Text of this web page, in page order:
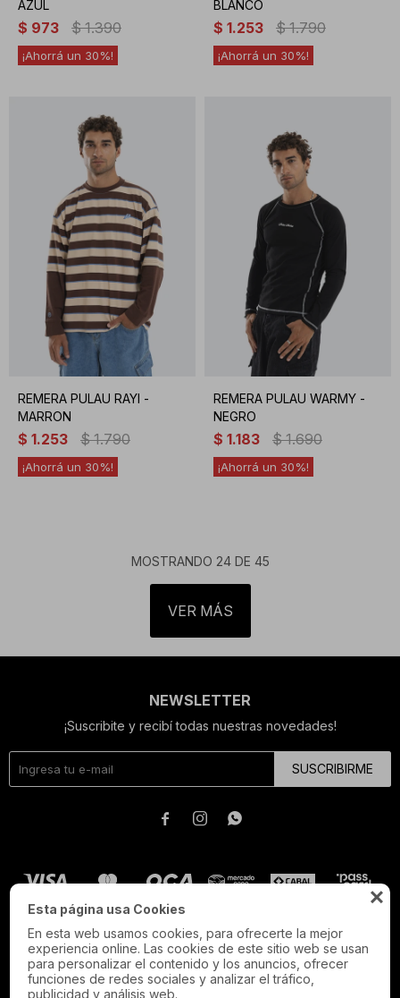

Esta página usa Cookies
En esta web usamos cookies, para ofrecerte la mejor
experiencia online. Las cookies de este sitio web se usan
para personalizar el contenido y los anuncios, ofrecer
funciones de redes sociales y analizar el tráfico,
publicidad y análisis web.
AZUL
$ 973 $ 1.390
30
BLANCO
$ 1.253 $ 1.790
30
REMERA PULAU RAYI -
MARRON
$ 1.253 $ 1.790
30
REMERA PULAU WARMY -
NEGRO
$ 1.183 $ 1.690
30
MOSTRANDO 24DE 45
VER MÁS
NEWSLETTER
¡Suscribite y recibí todas nuestras novedades!
SUSCRIBIRME
  